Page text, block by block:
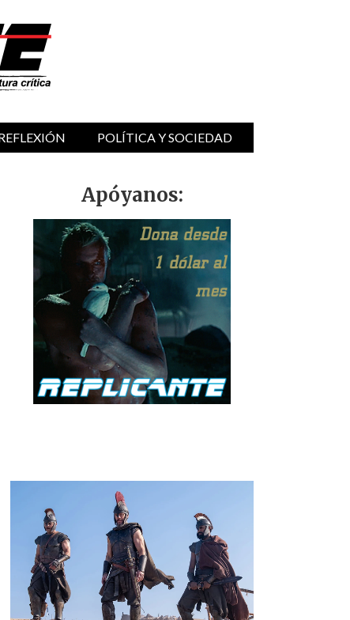
POLÍTICA Y SOCIEDAD
Apóyanos: